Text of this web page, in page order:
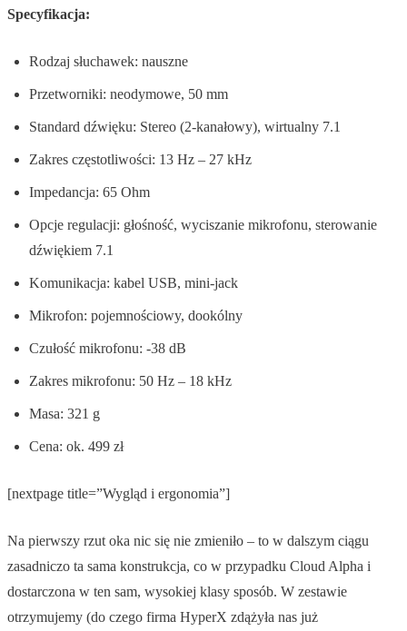
Specyfikacja:
Rodzaj słuchawek: nauszne
Przetworniki: neodymowe, 50 mm
Standard dźwięku: Stereo (2-kanałowy), wirtualny 7.1
Zakres częstotliwości: 13 Hz – 27 kHz
Impedancja: 65 Ohm
Opcje regulacji: głośność, wyciszanie mikrofonu, sterowanie
dźwiękiem 7.1
Komunikacja: kabel USB, mini-jack
Mikrofon: pojemnościowy, dookólny
Czułość mikrofonu: -38 dB
Zakres mikrofonu: 50 Hz – 18 kHz
Masa: 321 g
Cena: ok. 499 zł
[nextpage title=”Wygląd i ergonomia”]
Na pierwszy rzut oka nic się nie zmieniło – to w dalszym ciągu
zasadniczo ta sama konstrukcja, co w przypadku Cloud Alpha i
dostarczona w ten sam, wysokiej klasy sposób. W zestawie
otrzymujemy (do czego firma HyperX zdążyła nas już